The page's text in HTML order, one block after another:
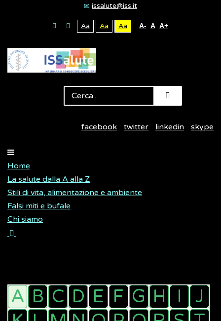
issalute@iss.it
Aa Aa Aa A- A A+
facebook twitter linkedin skype
Home
La salute dalla A alla Z
Stili di vita, alimentazione e ambiente
Falsi miti e bufale
Chi siamo